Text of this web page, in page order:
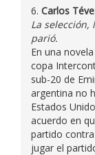
6. Carlos
La selección,
parió.
En una
copa
sub-20 de
argentina no
Estados
acuerdo en
partido
jugar el